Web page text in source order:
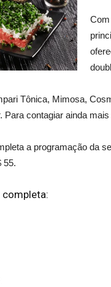
Tônica, Mimosa,
Para contagiar ainda
a programação da
55.